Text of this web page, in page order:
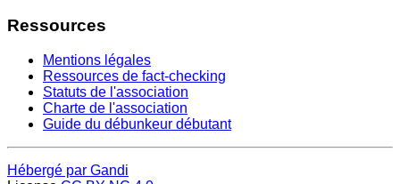
Ressources
Mentions légales
Ressources de fact-checking
Statuts de l'association
Charte de l'association
Guide du débunkeur débutant
Hébergé par Gandi